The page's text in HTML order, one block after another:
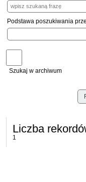
Podstawa poszukiwania
Szukaj w archiwum
Liczba
1